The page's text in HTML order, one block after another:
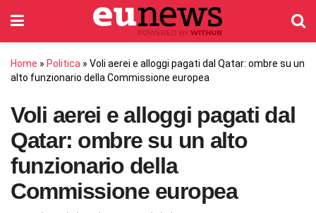
Home » Politica » Voli aerei e alloggi pagati dal Qatar: ombre su un
alto funzionario della Commissione europea
Voli aerei e alloggi pagati dal
Qatar: ombre su un alto
funzionario della
Commissione europea